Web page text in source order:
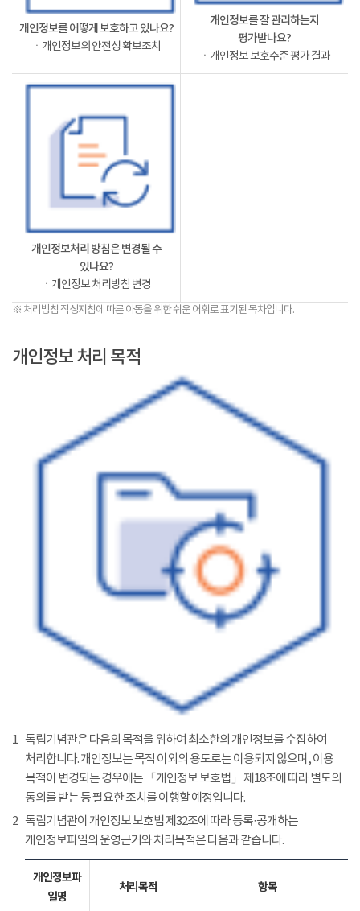
개인정보를 어떻게 보호하고 있나요?
ㆍ개인정보의 안전성 확보조치
개인정보를 잘 관리하는지
평가받나요?
ㆍ개인정보 보호수준 평가 결과
개인정보처리 방침은 변경될 수
있나요?
ㆍ개인정보 처리방침 변경
※ 처리방침 작성지침에 따른 아동을 위한 쉬운 어휘로 표기된 목차입니다.
개인정보 처리 목적
1 독립기념관은 다음의 목적을 위하여 최소한의 개인정보를 수집하여
처리합니다. 개인정보는 목적 이외의 용도로는 이용되지 않으며, 이용
목적이 변경되는 경우에는 「개인정보 보호법」 제18조에 따라 별도의
동의를 받는 등 필요한 조치를 이행할 예정입니다.
2 독립기념관이 개인정보 보호법 제32조에 따라 등록·공개하는
개인정보파일의 운영근거와 처리목적은 다음과 같습니다.
개인정보파
일명
처리목적 항목